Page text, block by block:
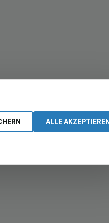
ALLE AKZEPTIEREN